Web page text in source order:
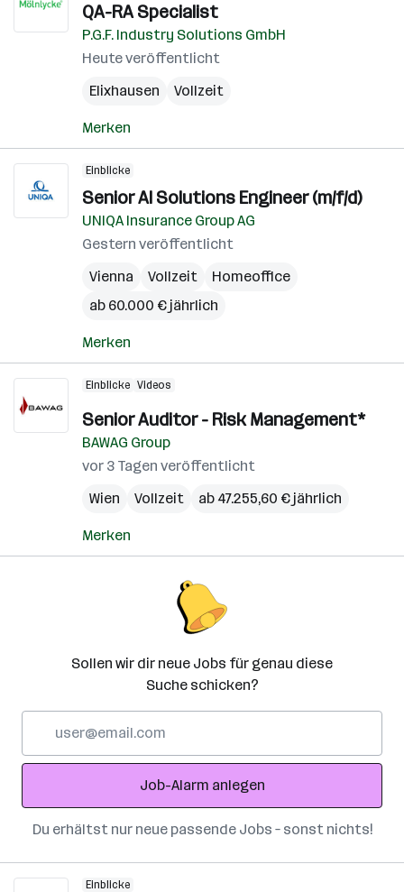
QA-RA Specialist
P.G.F. Industry Solutions GmbH
Heute veröffentlicht
Elixhausen
Vollzeit
Merken
Einblicke
Senior AI Solutions Engineer (m/f/d)
UNIQA Insurance Group AG
Gestern veröffentlicht
Vienna
Vollzeit
Homeoffice
ab 60.000 € jährlich
Merken
Einblicke Videos
Senior Auditor - Risk Management*
BAWAG Group
vor 3 Tagen veröffentlicht
Wien
Vollzeit ab 47.255,60 € jährlich
Merken
Sollen wir dir neue Jobs für genau diese
Suche schicken?
Adresse
Job-Alarm anlegen
Du erhältst nur neue passende Jobs – sonst nichts!
Einblicke